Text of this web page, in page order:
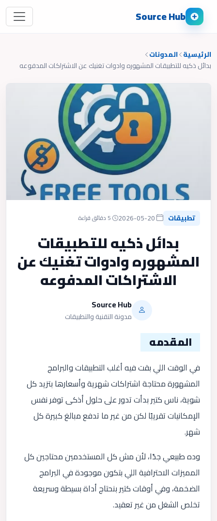
Source Hub
الرئيسية المدونات
بدائل ذكيه للتطبيقات المشهوره وادوات تغنيك عن الاشتراكات المدفوعه
تطبيقات
بدائل ذكيه للتطبيقات
المشهوره وادوات تغنيك عن
الاشتراكات المدفوعه
Source Hub
مدونة التقنية والتطبيقات
المقدمه
في الوقت اللي بقت فيه أغلب التطبيقات والبرامج
المشهورة محتاجة اشتراكات شهرية وأسعارها بتزيد كل
شوية، ناس كتير بدأت تدور على حلول أذكى توفر نفس
الإمكانيات تقريبًا لكن من غير ما تدفع مبالغ كبيرة كل
شهر.
وده طبيعي جدًا، لأن مش كل المستخدمين محتاجين كل
المميزات الاحترافية اللي بتكون موجودة في البرامج
الضخمة، وفي أوقات كتير بنحتاج أداة بسيطة وسريعة
تخلص الشغل من غير تعقيد.